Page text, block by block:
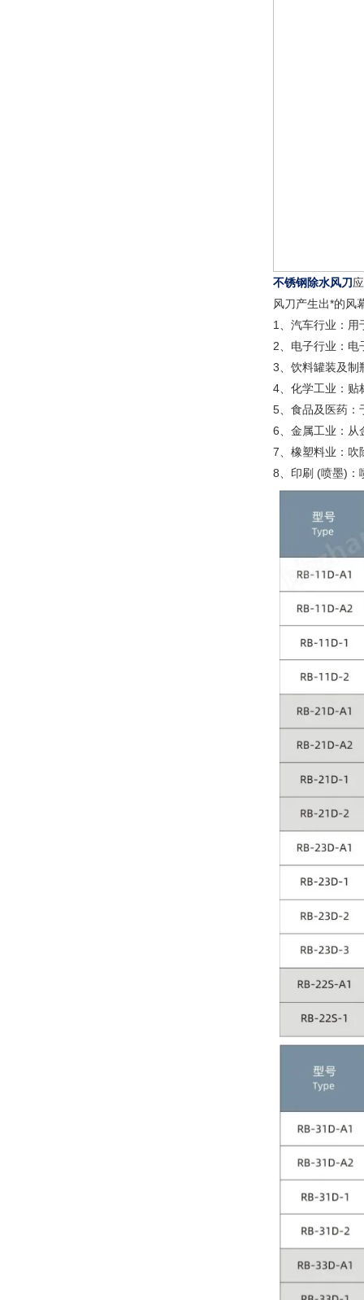
不锈钢除水风刀
风刀产生出*的风
1、汽车行业：用
2、电子行业：电
3、饮料罐装及制
4、化学工业：贴
5、食品及医药：
6、金属工业：从
7、橡塑料业：吹
8、印刷 (喷墨)：